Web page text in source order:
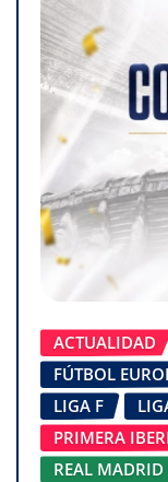
ACTUALIDAD
FÚTBOL
LIGA F
PRIMERA
REAL MADRID